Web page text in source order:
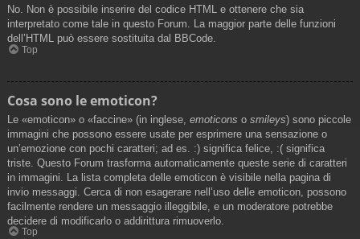
No. Non è possibile inserire del codice HTML e ottenere che sia
interpretato come tale in questo Forum. La maggior parte delle funzioni
dell’HTML può essere sostituita dal BBCode.
Top
Cosa sono le emoticon?
Le «emoticon» o «faccine» (in inglese, emoticons o smileys) sono piccole
immagini che possono essere usate per esprimere una sensazione o
un’emozione con pochi caratteri; ad es. :) significa felice, :( significa
triste. Questo Forum trasforma automaticamente queste serie di caratteri
in immagini. La lista completa delle emoticon è visibile nella pagina di
invio messaggi. Cerca di non esagerare nell’uso delle emoticon, possono
facilmente rendere un messaggio illeggibile, e un moderatore potrebbe
decidere di modificarlo o addirittura rimuoverlo.
Top